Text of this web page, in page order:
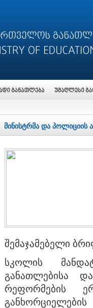
მინისტრმა და პოლიციის
შემაჯამებელი
სკოლის
განათლებისა
რეფორმების